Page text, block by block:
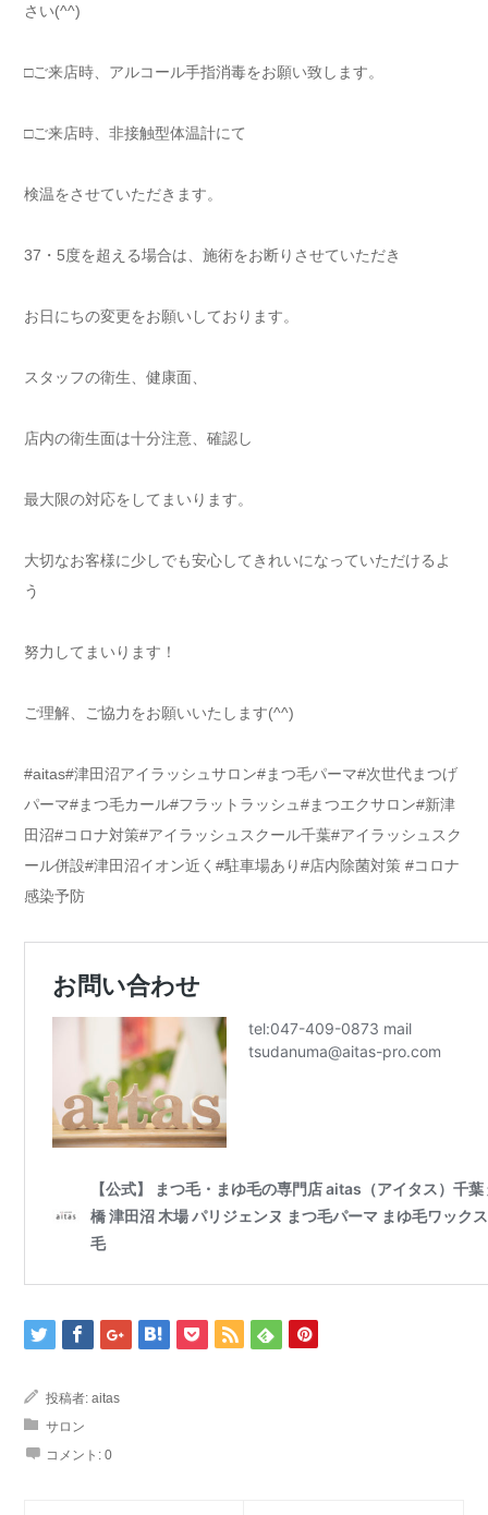
さい(^^)
□ご来店時、アルコール手指消毒をお願い致します。
□ご来店時、非接触型体温計にて
検温をさせていただきます。
37・5度を超える場合は、施術をお断りさせていただき
お日にちの変更をお願いしております。
スタッフの衛生、健康面、
店内の衛生面は十分注意、確認し
最大限の対応をしてまいります。
大切なお客様に少しでも安心してきれいになっていただけるよ
う
努力してまいります！
ご理解、ご協力をお願いいたします(^^)
#aitas#津田沼アイラッシュサロン#まつ毛パーマ#次世代まつげ
パーマ#まつ毛カール#フラットラッシュ#まつエクサロン#新津
田沼#コロナ対策#アイラッシュスクール千葉#アイラッシュスク
ール併設#津田沼イオン近く#駐車場あり#店内除菌対策 #コロナ
感染予防
投稿者: aitas
サロン
コメント: 0